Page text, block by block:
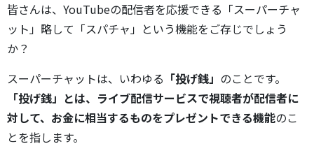
皆さんは、YouTubeの配信者を応援できる「スーパーチャ
ット」略して「スパチャ」という機能をご存じでしょう
か？
スーパーチャットは、いわゆる 「投げ銭」 のことです。
「投げ銭」とは、ライブ配信サービスで視聴者が配信者に
対して、お金に相当するものをプレゼントできる機能のこ
とを指します。